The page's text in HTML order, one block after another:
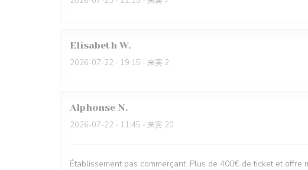
Elisabeth W
2026-07-22 - 19:15 - 来宾 2
Alphonse N
2026-07-22 - 11:45 - 来宾 20
Établissement pas commerçant. Plus de 400€ de ticket et